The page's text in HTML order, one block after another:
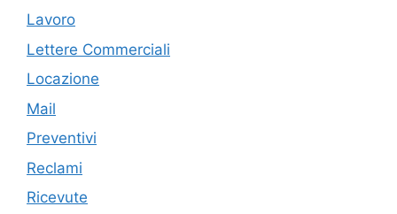
Lavoro
Lettere Commerciali
Locazione
Mail
Preventivi
Reclami
Ricevute